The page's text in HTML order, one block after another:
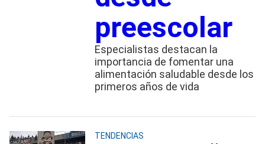
preescolar
Especialistas destacan la
importancia de fomentar una
alimentación saludable desde los
primeros años de vida
TENDENCIAS